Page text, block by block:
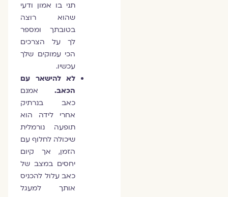
תני בו אמון ודעי
שהוא רוצה
בטובתך ומספר
לך על הצרכים
הכי עמוקים שלך
עכשיו.
לא להישאר עם
הכאב.אמנם
כאב בנרתיק
אחרי לידה הוא
תופעה נורמלית
שיכולה לחלוף עם
הזמן, אך קיום
יחסים במצב של
כאב עלול להכניס
אותך למעגל